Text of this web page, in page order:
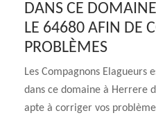
DANS CE
LE 64680 AFIN DE
PROBLÈMES
Les Compagnons Elagueurs
dans ce domaine à Herrere
apte à corriger vos